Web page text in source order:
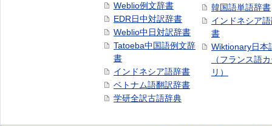
Weblio例文辞書
EDR日中対訳辞書
Weblio中日対訳辞書
Tatoeba中国語例文辞
書
インドネシア語辞書
ベトナム語翻訳辞書
学研全訳古語辞典
韓国語単語辞書
インドネシア
書
Wiktionary日本
（フランス語
リ）